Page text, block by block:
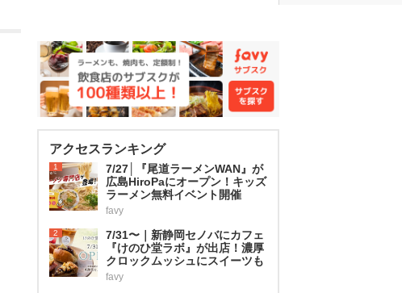
アクセスランキング
1
7/27│『尾道ラーメンWAN』が
広島HiroPaにオープン！キッズ
ラーメン無料イベント開催
favy
2
7/31〜｜新静岡セノバにカフェ
『けのひ堂ラボ』が出店！濃厚
クロックムッシュにスイーツも
favy